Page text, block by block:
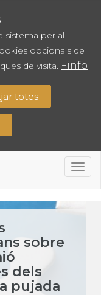
sistema per al
opcionals de
de visita. +info
totes
sobre
dels
pujada